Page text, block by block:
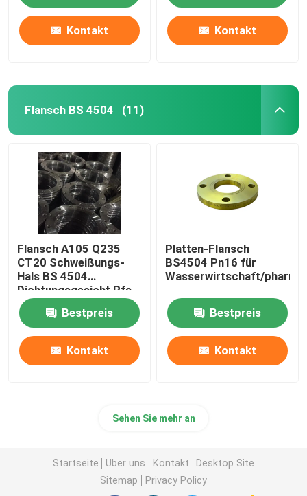
Kontakt Kontakt
Flansch BS 4504 (11)
Flansch A105 Q235
CT20 Schweißungs-
Hals BS 4504
Dichtungsgesicht Rfs
FF
Bestpreis
Kontakt
Platten-Flansch
BS4504 Pn16 für
Wasserwirtschaft/
Bestpreis
Kontakt
Sehen Sie mehr an
Startseite Über uns Kontakt
Desktop Site
Sitemap
Privacy Policy